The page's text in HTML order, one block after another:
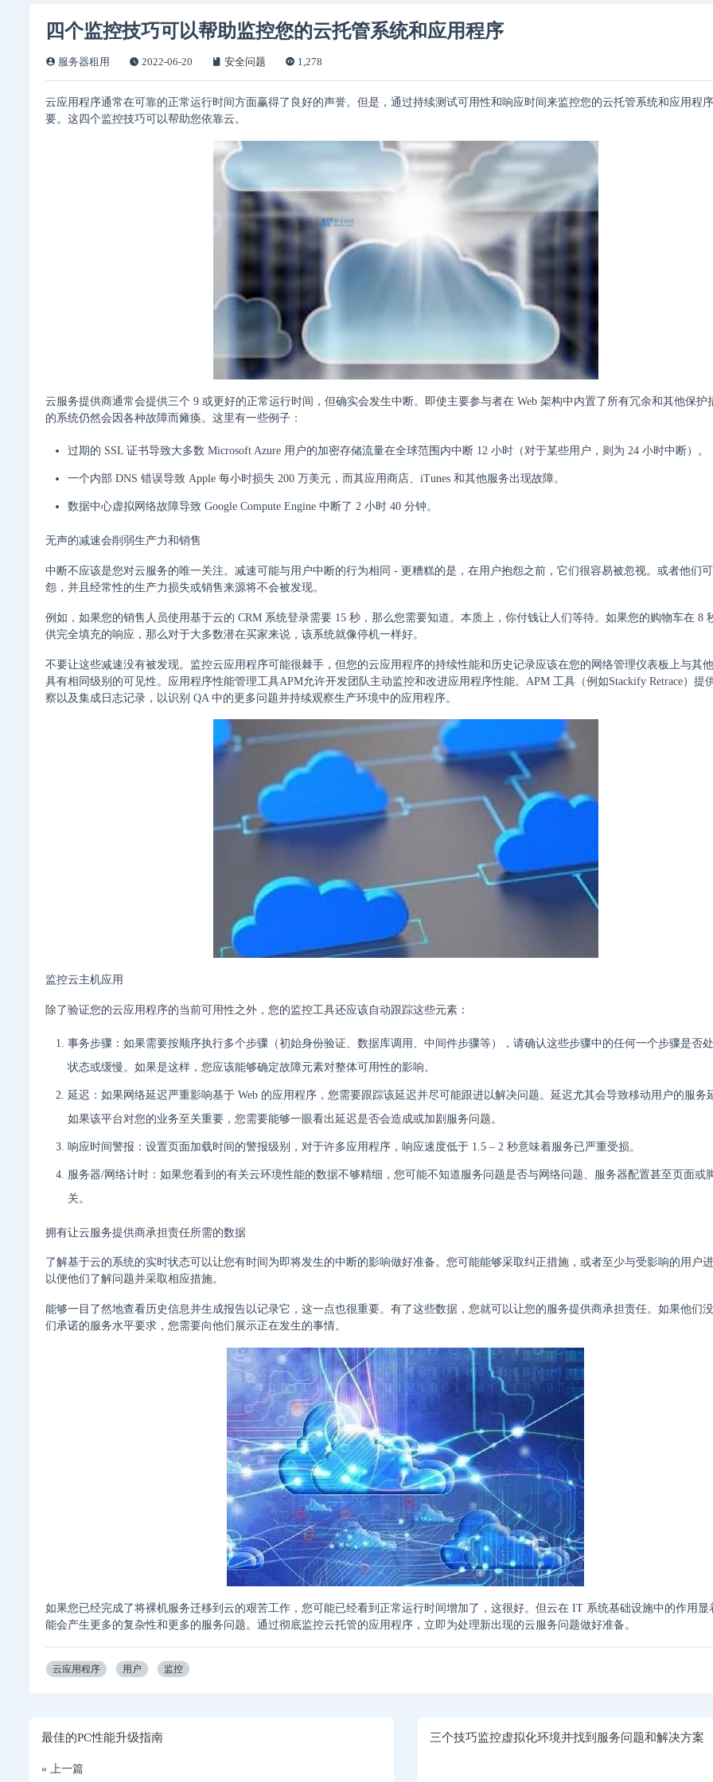
四个监控技巧可以帮助监控您的云托管系统和应用程序
服务器租用 2022-06-20 安全问题 1,278
云应用程序通常在可靠的正常运行时间方面赢得了良好的声誉。但是，通过持续测试可用性和响应时间来监控您的云托管系统和应用程
要。这四个监控技巧可以帮助您依靠云。
云服务提供商通常会提供三个 9 或更好的正常运行时间，但确实会发生中断。即使主要参与者在 Web 架构中内置了所有冗余和其他保护
的系统仍然会因各种故障而瘫痪。这里有一些例子：
过期的 SSL 证书导致大多数 Microsoft Azure 用户的加密存储流量在全球范围内中断 12 小时（对于某些用户，则为 24 小时中断）。
一个内部 DNS 错误导致 Apple 每小时损失 200 万美元，而其应用商店、iTunes 和其他服务出现故障。
数据中心虚拟网络故障导致 Google Compute Engine 中断了 2 小时 40 分钟。
无声的减速会削弱生产力和销售
中断不应该是您对云服务的唯一关注。减速可能与用户中断的行为相同 - 更糟糕的是，在用户抱怨之前，它们很容易被忽视。或者他们
怨，并且经常性的生产力损失或销售来源将不会被发现。
例如，如果您的销售人员使用基于云的 CRM 系统登录需要 15 秒，那么您需要知道。本质上，你付钱让人们等待。如果您的购物车在 8
供完全填充的响应，那么对于大多数潜在买家来说，该系统就像停机一样好。
不要让这些减速没有被发现。监控云应用程序可能很棘手，但您的云应用程序的持续性能和历史记录应该在您的网络管理仪表板上与其
具有相同级别的可见性。应用程序性能管理工具APM允许开发团队主动监控和改进应用程序性能。APM 工具（例如Stackify Retrace）提
察以及集成日志记录，以识别 QA 中的更多问题并持续观察生产环境中的应用程序。
监控云主机应用
除了验证您的云应用程序的当前可用性之外，您的监控工具还应该自动跟踪这些元素：
事务步骤：如果需要按顺序执行多个步骤（初始身份验证、数据库调用、中间件步骤等），请确认这些步骤中的任何一个步骤是否
状态或缓慢。如果是这样，您应该能够确定故障元素对整体可用性的影响。
延迟：如果网络延迟严重影响基于 Web 的应用程序，您需要跟踪该延迟并尽可能跟进以解决问题。延迟尤其会导致移动用户的服务
如果该平台对您的业务至关重要，您需要能够一眼看出延迟是否会造成或加剧服务问题。
响应时间警报：设置页面加载时间的警报级别，对于许多应用程序，响应速度低于 1.5 – 2 秒意味着服务已严重受损。
服务器/网络计时：如果您看到的有关云环境性能的数据不够精细，您可能不知道服务问题是否与网络问题、服务器配置甚至页面或
关。
拥有让云服务提供商承担责任所需的数据
了解基于云的系统的实时状态可以让您有时间为即将发生的中断的影响做好准备。您可能能够采取纠正措施，或者至少与受影响的用户进
以便他们了解问题并采取相应措施。
能够一目了然地查看历史信息并生成报告以记录它，这一点也很重要。有了这些数据，您就可以让您的服务提供商承担责任。如果他们
们承诺的服务水平要求，您需要向他们展示正在发生的事情。
如果您已经完成了将裸机服务迁移到云的艰苦工作，您可能已经看到正常运行时间增加了，这很好。但云在 IT 系统基础设施中的作用显
能会产生更多的复杂性和更多的服务问题。通过彻底监控云托管的应用程序，立即为处理新出现的云服务问题做好准备。
云应用程序 用户 监控
最佳的PC性能升级指南
« 上一篇
三个技巧监控虚拟化环境并找到服务问题和解决方案